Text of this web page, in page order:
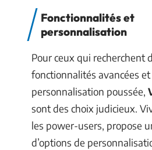
Fonctionnalités et
personnalisation
Pour ceux qui recherchent
fonctionnalités avancées
personnalisation poussée,
sont des choix judicieux.
les power-users, propose
d’options de